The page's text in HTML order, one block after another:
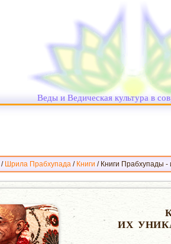
Веды и Ведическая культура в
/ Шрила Прабхупада / Книги / Книги Прабхупады -
ИХ